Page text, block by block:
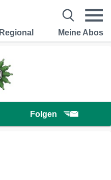
Regional Meine Abos
Folgen